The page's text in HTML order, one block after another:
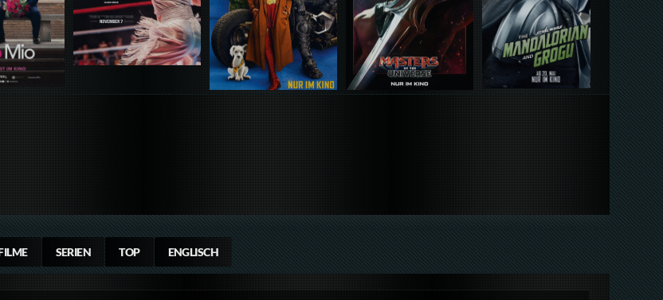
SERIEN TOP ENGLISCH